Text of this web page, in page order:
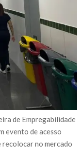
de Empregabilidade
evento de acesso
recolocar no mercado